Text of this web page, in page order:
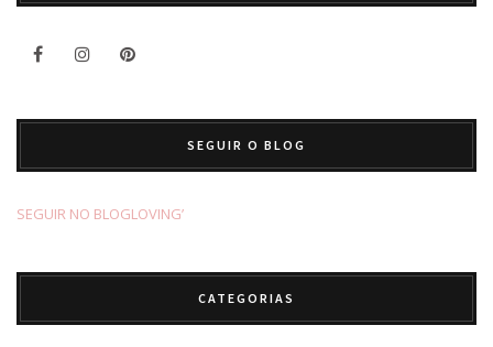
SEGUIR O BLOG
SEGUIR NO BLOGLOVING’
CATEGORIAS